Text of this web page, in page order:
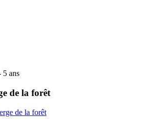
5 ans
de la forêt
de la forêt